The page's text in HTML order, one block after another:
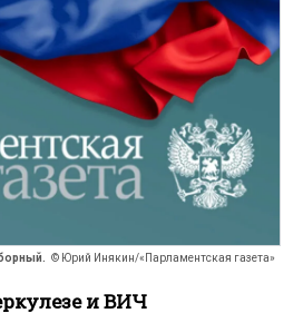
© Юрий Инякин/«Парламентская газета»
и ВИЧ